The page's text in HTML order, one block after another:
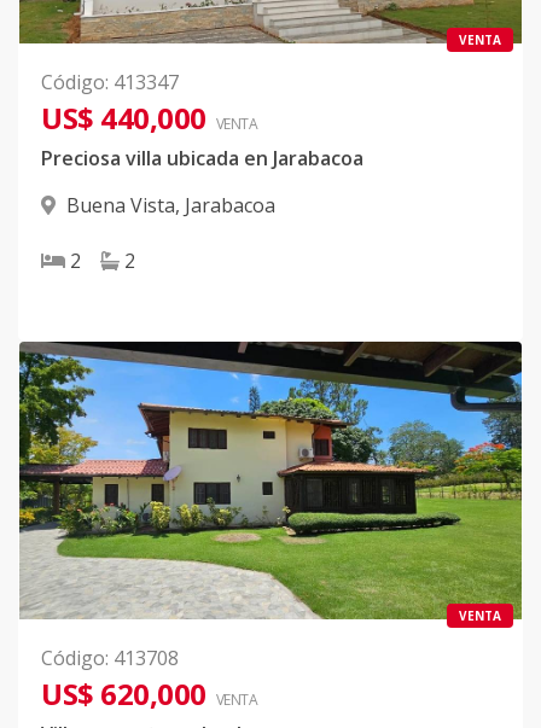
VENTA
Código: 413347
US$ 440,000 VENTA
Preciosa villa ubicada en Jarabacoa
Buena Vista, Jarabacoa
2 2
VENTA
Código: 413708
US$ 620,000 VENTA